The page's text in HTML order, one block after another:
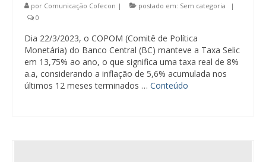
por Comunicação Cofecon | postado em: Sem categoria
|
0
Dia 22/3/2023, o COPOM (Comitê de Política
Monetária) do Banco Central (BC) manteve a Taxa Selic
em 13,75% ao ano, o que significa uma taxa real de 8%
a.a, considerando a inflação de 5,6% acumulada nos
últimos 12 meses terminados … Conteúdo